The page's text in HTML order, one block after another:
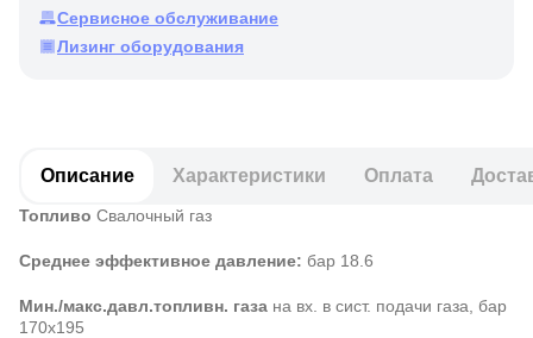
Сервисное обслуживание
Лизинг оборудования
Описание Характеристики Оплата
Топливо Свалочный газ
Среднее эффективное давление: бар 18.6
Мин./макс.давл.топливн. газа на вх. в сист. подачи газа, бар
170х195